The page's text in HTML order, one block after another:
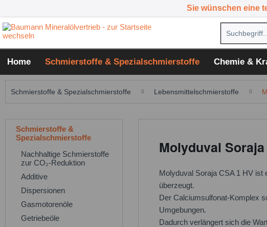
Sie wünschen eine
Home Schmierstoffe & Spezialschmierstoffe Chemie &
Schmierstoffe & Spezialschmierstoffe Lebensmittelschmierstoffe
Schmierstoffe &
Spezialschmierstoffe
Nachhaltige Schmierstoffe
zur CO₂-Reduktion
Additive
Dispersionen
Gasmotorenöle
Getriebeöle
Molyduval
Molyduval Soraja CSA 1 HV ist
überzeugt.
Der Calciumsulfonat-Komplex
Umgebungen.
Dadurch verlängert sich die